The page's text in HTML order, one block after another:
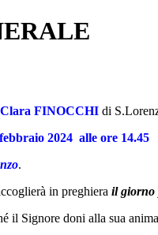
Clara FINOCCHI di
2024 alle ore 14.45
.
in preghiera il giorno
il Signore doni alla sua